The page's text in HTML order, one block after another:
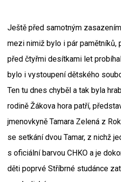
Ještě před samotným
mezi nimiž bylo i pár pamětníků,
před čtyřmi desítkami let
bylo i vystoupení dětského
Ten tu dnes chyběl a tak byla
rodině Žákova hora patří,
jmenovkyně Tamara Zelená z
se setkání dvou Tamar, z nichž
s oficiální barvou CHKO a je
děti poprvé Stříbrné studánce